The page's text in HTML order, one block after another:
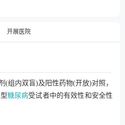
开展医院
(组内双盲)及阳性药物(开放)对照，
糖尿病受试者中的有效性和安全性